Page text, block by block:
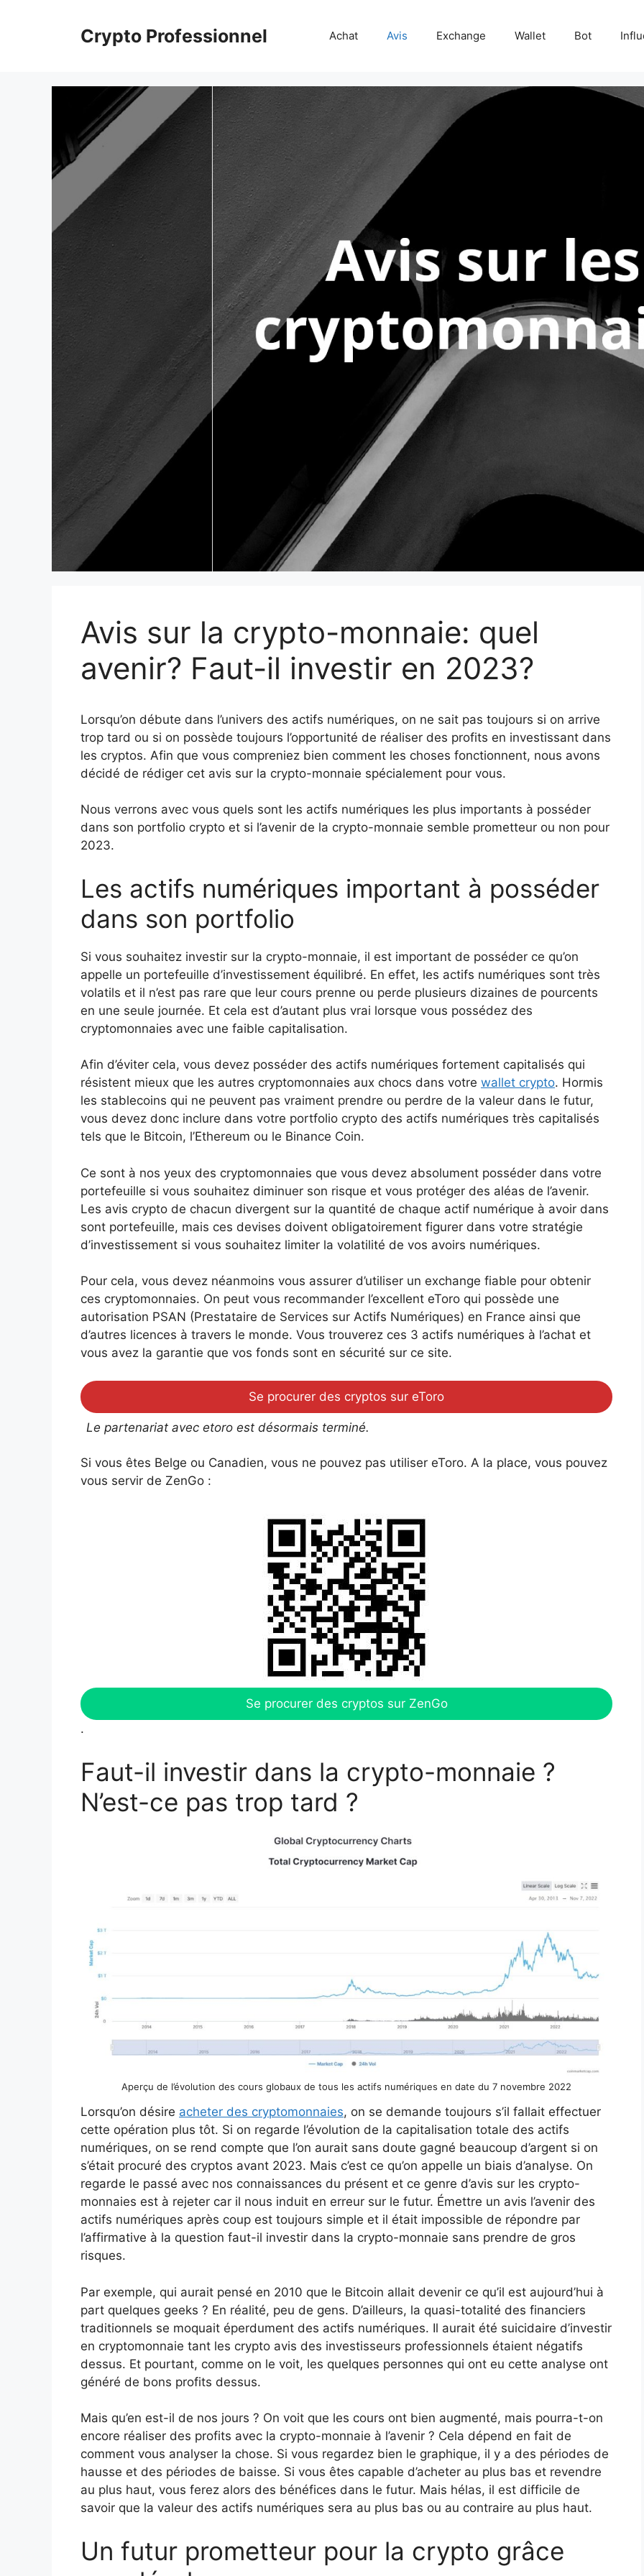
Crypto Professionnel Achat Avis Exchange Wallet Bot
Avis sur la crypto-monnaie: quel
avenir? Faut-il investir en 2023?
Lorsqu’on débute dans l’univers des actifs numériques, on ne sait pas toujours si on arrive
trop tard ou si on possède toujours l’opportunité de réaliser des profits en investissant dans
les cryptos. Afin que vous compreniez bien comment les choses fonctionnent, nous avons
décidé de rédiger cet avis sur la crypto-monnaie spécialement pour vous.
Nous verrons avec vous quels sont les actifs numériques les plus importants à posséder
dans son portfolio crypto et si l’avenir de la crypto-monnaie semble prometteur ou non pour
2023.
Les actifs numériques important à posséder
dans son portfolio
Si vous souhaitez investir sur la crypto-monnaie, il est important de posséder ce qu’on
appelle un portefeuille d’investissement équilibré. En effet, les actifs numériques sont très
volatils et il n’est pas rare que leur cours prenne ou perde plusieurs dizaines de pourcents
en une seule journée. Et cela est d’autant plus vrai lorsque vous possédez des
cryptomonnaies avec une faible capitalisation.
Afin d’éviter cela, vous devez posséder des actifs numériques fortement capitalisés qui
résistent mieux que les autres cryptomonnaies aux chocs dans votre wallet crypto. Hormis
les stablecoins qui ne peuvent pas vraiment prendre ou perdre de la valeur dans le futur,
vous devez donc inclure dans votre portfolio crypto des actifs numériques très capitalisés
tels que le Bitcoin, l’Ethereum ou le Binance Coin.
Ce sont à nos yeux des cryptomonnaies que vous devez absolument posséder dans votre
portefeuille si vous souhaitez diminuer son risque et vous protéger des aléas de l’avenir.
Les avis crypto de chacun divergent sur la quantité de chaque actif numérique à avoir dans
sont portefeuille, mais ces devises doivent obligatoirement figurer dans votre stratégie
d’investissement si vous souhaitez limiter la volatilité de vos avoirs numériques.
Pour cela, vous devez néanmoins vous assurer d’utiliser un exchange fiable pour obtenir
ces cryptomonnaies. On peut vous recommander l’excellent eToro qui possède une
autorisation PSAN (Prestataire de Services sur Actifs Numériques) en France ainsi que
d’autres licences à travers le monde. Vous trouverez ces 3 actifs numériques à l’achat et
vous avez la garantie que vos fonds sont en sécurité sur ce site.
Se procurer des cryptos sur eToro
Le partenariat avec etoro est désormais terminé.
Si vous êtes Belge ou Canadien, vous ne pouvez pas utiliser eToro. A la place, vous pouvez
vous servir de ZenGo :
Se procurer des cryptos sur ZenGo
.
Faut-il investir dans la crypto-monnaie ?
N’est-ce pas trop tard ?
Aperçu de l’évolution des cours globaux de tous les actifs numériques en date du 7 novembre 2022
Lorsqu’on désire acheter des cryptomonnaies, on se demande toujours s’il fallait effectuer
cette opération plus tôt. Si on regarde l’évolution de la capitalisation totale des actifs
numériques, on se rend compte que l’on aurait sans doute gagné beaucoup d’argent si on
s’était procuré des cryptos avant 2023. Mais c’est ce qu’on appelle un biais d’analyse. On
regarde le passé avec nos connaissances du présent et ce genre d’avis sur les crypto-
monnaies est à rejeter car il nous induit en erreur sur le futur. Émettre un avis l’avenir des
actifs numériques après coup est toujours simple et il était impossible de répondre par
l’affirmative à la question faut-il investir dans la crypto-monnaie sans prendre de gros
risques.
Par exemple, qui aurait pensé en 2010 que le Bitcoin allait devenir ce qu’il est aujourd’hui à
part quelques geeks ? En réalité, peu de gens. D’ailleurs, la quasi-totalité des financiers
traditionnels se moquait éperdument des actifs numériques. Il aurait été suicidaire d’investir
en cryptomonnaie tant les crypto avis des investisseurs professionnels étaient négatifs
dessus. Et pourtant, comme on le voit, les quelques personnes qui ont eu cette analyse ont
généré de bons profits dessus.
Mais qu’en est-il de nos jours ? On voit que les cours ont bien augmenté, mais pourra-t-on
encore réaliser des profits avec la crypto-monnaie à l’avenir ? Cela dépend en fait de
comment vous analyser la chose. Si vous regardez bien le graphique, il y a des périodes de
hausse et des périodes de baisse. Si vous êtes capable d’acheter au plus bas et revendre
au plus haut, vous ferez alors des bénéfices dans le futur. Mais hélas, il est difficile de
savoir que la valeur des actifs numériques sera au plus bas ou au contraire au plus haut.
Un futur prometteur pour la crypto grâce